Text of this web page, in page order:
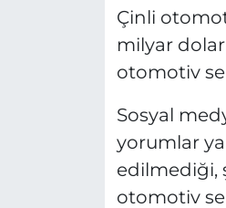
Çinli
milyar
otomotiv
Sosyal
yorumlar
edilmediği,
otomotiv